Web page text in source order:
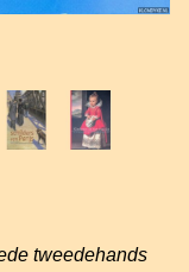
tweedehands